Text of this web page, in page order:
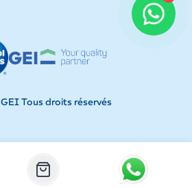
GEI Tous droits réservés